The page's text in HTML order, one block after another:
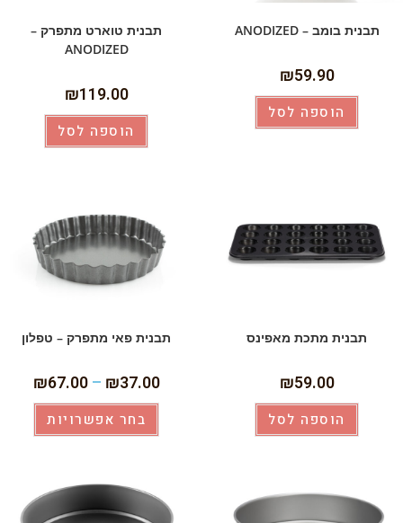
תבנית בומב – ANODIZED
₪59.90
הוספה לסל
תבנית טוארט מתפרק –
ANODIZED
₪119.00
הוספה לסל
תבנית מתכת מאפינס
₪59.00
הוספה לסל
תבנית פאי מתפרק – טפלון
₪37.00
–
₪67.00
בחר אפשרויות